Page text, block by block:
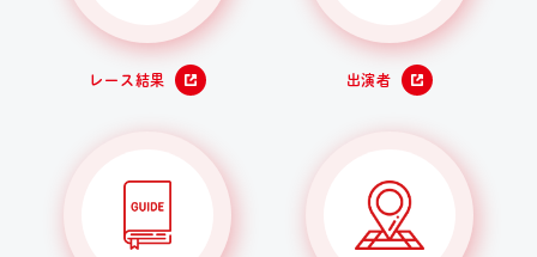
レース結果 出演者